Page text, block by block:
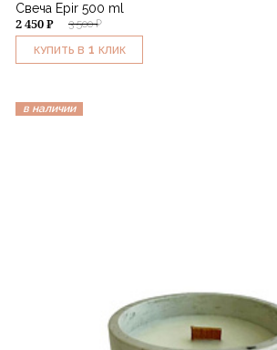
Свеча Epir 500 ml
3 500 ₽
2 450 ₽
КУПИТЬ В 1 КЛИК
в наличии